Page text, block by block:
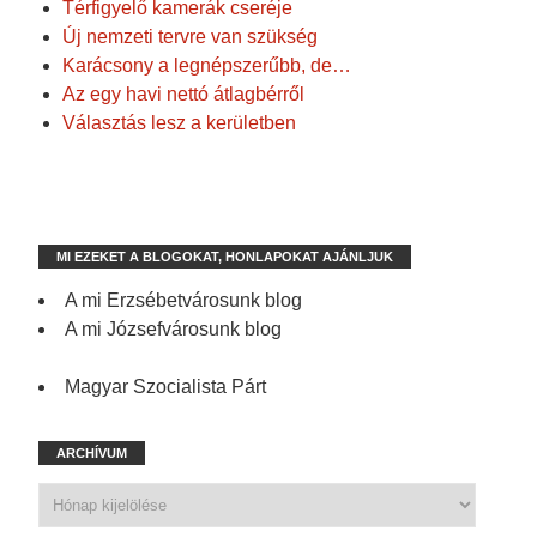
Térfigyelő kamerák cseréje
Új nemzeti tervre van szükség
Karácsony a legnépszerűbb, de…
Az egy havi nettó átlagbérről
Választás lesz a kerületben
MI EZEKET A BLOGOKAT, HONLAPOKAT AJÁNLJUK
A mi Erzsébetvárosunk blog
A mi Józsefvárosunk blog
Magyar Szocialista Párt
ARCHÍVUM